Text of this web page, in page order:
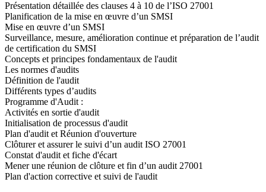
Présentation détaillée des clauses 4 à 10 de l’ISO 27001
Planification de la mise en œuvre d’un SMSI
Mise en œuvre d’un SMSI
Surveillance, mesure, amélioration continue et préparation de l’audit
de certification du SMSI
Concepts et principes fondamentaux de l'audit
Les normes d'audits
Définition de l'audit
Différents types d’audits
Programme d'Audit :
Activités en sortie d'audit
Initialisation de processus d'audit
Plan d'audit et Réunion d'ouverture
Clôturer et assurer le suivi d’un audit ISO 27001
Constat d'audit et fiche d'écart
Mener une réunion de clôture et fin d’un audit 27001
Plan d'action corrective et suivi de l'audit